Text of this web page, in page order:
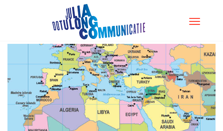
TOGGLE